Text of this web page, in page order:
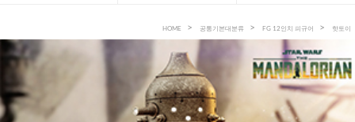
HOME 공통기본대분류 FG 12인치 피규어 핫토이